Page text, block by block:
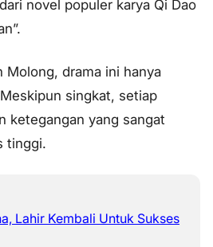
novel populer karya Qi Dao
Molong, drama ini hanya
singkat, setiap
ketegangan yang sangat
tinggi.
Lahir Kembali Untuk Sukses